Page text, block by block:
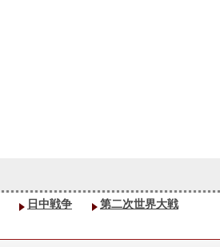
日中戦争
第二次世界大戦